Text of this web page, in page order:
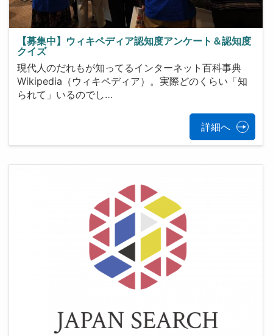
【募集中】ウィキペディア認知度アンケート＆認知度
クイズ
現代人のだれもが知ってるインターネット百科事典
Wikipedia（ウィキペディア）。実際どのくらい「知
られて」いるのでし…
詳細へ